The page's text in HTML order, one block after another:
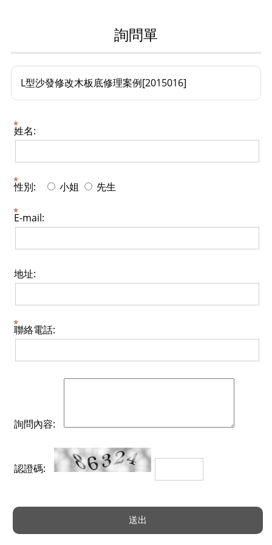
詢問單
L型沙發修改木板底修理案例[2015016]
姓名:
性別: 小姐 先生
E-mail:
地址:
聯絡電話:
詢問內容:
認證碼: